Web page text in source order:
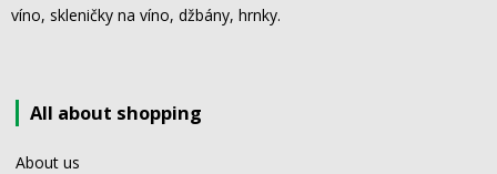
víno, skleničky na víno, džbány, hrnky.
All about shopping
About us